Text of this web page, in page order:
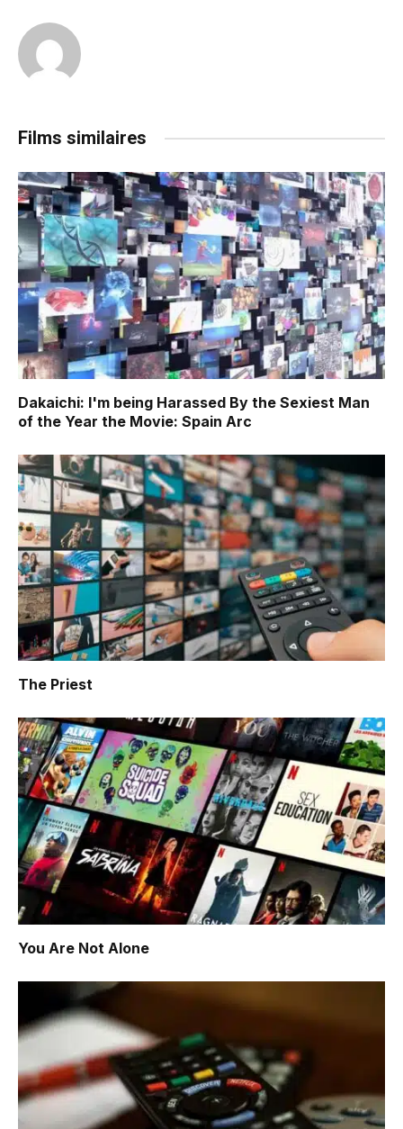
Films similaires
Dakaichi: I'm being Harassed By the Sexiest Man
of the Year the Movie: Spain Arc
The Priest
You Are Not Alone